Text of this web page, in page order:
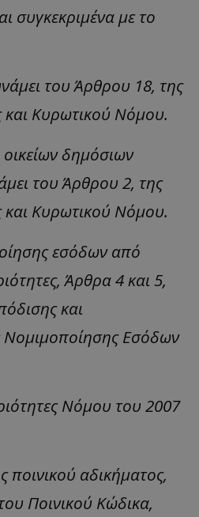
συγκεκριμένα με το
του Άρθρου 18, της
Κυρωτικού Νόμου.
δημόσιων
του Άρθρου 2, της
Κυρωτικού Νόμου.
εσόδων από
Άρθρα 4 και 5,
και
Νομιμοποίησης Εσόδων
Νόμου του 2007
αδικήματος,
Ποινικού Κώδικα,